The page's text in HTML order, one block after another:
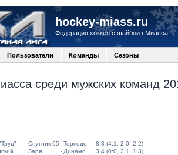
hockey-miass.ru
Федерация хоккея с шайбой г.Миасса
Пользователи Команды Сезоны
среди мужских команд
Спутник 95 -Торпедо
8:3 (4:1, 2:0, 2:2)
Заря - Динамо
3:4 (0:0, 2:1, 1:3)